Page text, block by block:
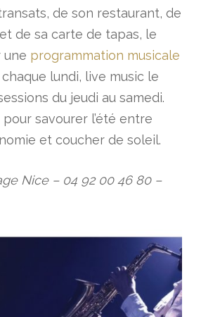
de son restaurant, de
de sa carte de tapas, le
une programmation musicale
lundi, live music le
du jeudi au samedi.
pour savourer l’été entre
et coucher de soleil.
Nice – 04 92 00 46 80 –